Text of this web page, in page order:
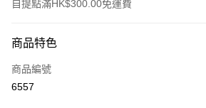
自提點滿HK$300.00免運費
信用卡
Apple Pay
商品特色
商品編號
6557